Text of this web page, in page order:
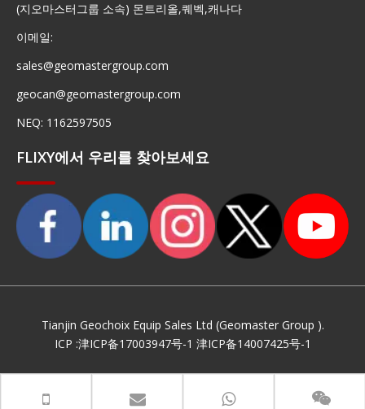
(지오마스터그룹 소속) 몬트리올,퀘벡,캐나다
이메일:
sales@geomastergroup.com
geocan@geomastergroup.com
NEQ: 1162597505
FLIXY에서 우리를 찾아보세요
Tianjin Geochoix Equip Sales Ltd (Geomaster Group ).
ICP :津ICP备17003947号-1 津ICP备14007425号-1